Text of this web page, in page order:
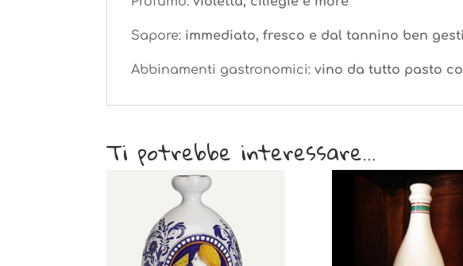
Sapore: immediato, fresco e dal tannino ben
Abbinamenti gastronomici:vino da tutto pasto
Ti potrebbe interessare…